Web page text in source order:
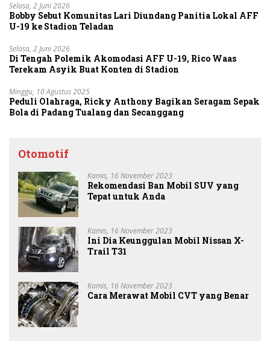
Selasa, 2 Juni 2026
Bobby Sebut Komunitas Lari Diundang Panitia Lokal AFF
U-19 ke Stadion Teladan
Selasa, 2 Juni 2026
Di Tengah Polemik Akomodasi AFF U-19, Rico Waas
Terekam Asyik Buat Konten di Stadion
Minggu, 10 Agustus 2025
Peduli Olahraga, Ricky Anthony Bagikan Seragam Sepak
Bola di Padang Tualang dan Secanggang
Otomotif
Kamis, 16 November 2023
Rekomendasi Ban Mobil SUV yang
Tepat untuk Anda
Kamis, 16 November 2023
Ini Dia Keunggulan Mobil Nissan X-
Trail T31
Kamis, 16 November 2023
Cara Merawat Mobil CVT yang Benar